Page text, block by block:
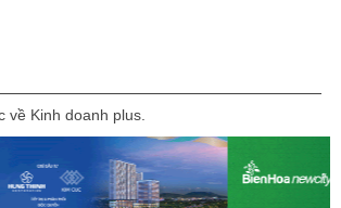
về Kinh doanh plus.